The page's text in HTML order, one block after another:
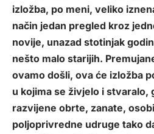
izložba, po meni, veliko
način jedan pregled kroz
novije, unazad stotinjak
nešto malo starijih.
ovamo došli, ova će izložba
u kojima se živjelo i stvaralo,
razvijene obrte, zanate,
poljoprivredne udruge tako